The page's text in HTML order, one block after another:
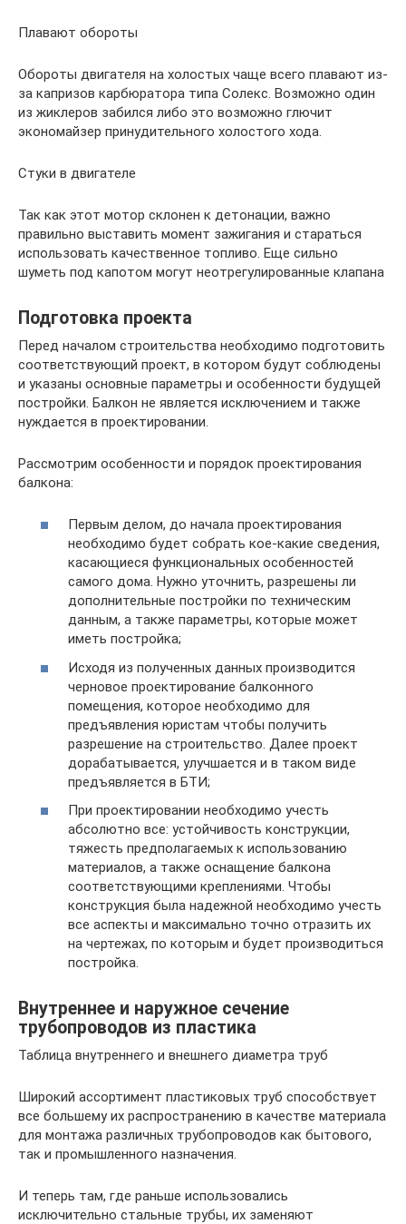
Плавают обороты
Обороты двигателя на холостых чаще всего плавают из-
за капризов карбюратора типа Солекс. Возможно один
из жиклеров забился либо это возможно глючит
экономайзер принудительного холостого хода.
Стуки в двигателе
Так как этот мотор склонен к детонации, важно
правильно выставить момент зажигания и стараться
использовать качественное топливо. Еще сильно
шуметь под капотом могут неотрегулированные клапана
Подготовка проекта
Перед началом строительства необходимо подготовить
соответствующий проект, в котором будут соблюдены
и указаны основные параметры и особенности будущей
постройки. Балкон не является исключением и также
нуждается в проектировании.
Рассмотрим особенности и порядок проектирования
балкона:
Первым делом, до начала проектирования
необходимо будет собрать кое-какие сведения,
касающиеся функциональных особенностей
самого дома. Нужно уточнить, разрешены ли
дополнительные постройки по техническим
данным, а также параметры, которые может
иметь постройка;
Исходя из полученных данных производится
черновое проектирование балконного
помещения, которое необходимо для
предъявления юристам чтобы получить
разрешение на строительство. Далее проект
дорабатывается, улучшается и в таком виде
предъявляется в БТИ;
При проектировании необходимо учесть
абсолютно все: устойчивость конструкции,
тяжесть предполагаемых к использованию
материалов, а также оснащение балкона
соответствующими креплениями. Чтобы
конструкция была надежной необходимо учесть
все аспекты и максимально точно отразить их
на чертежах, по которым и будет производиться
постройка.
Внутреннее и наружное сечение
трубопроводов из пластика
Таблица внутреннего и внешнего диаметра труб
Широкий ассортимент пластиковых труб способствует
все большему их распространению в качестве материала
для монтажа различных трубопроводов как бытового,
так и промышленного назначения.
И теперь там, где раньше использовались
исключительно стальные трубы, их заменяют